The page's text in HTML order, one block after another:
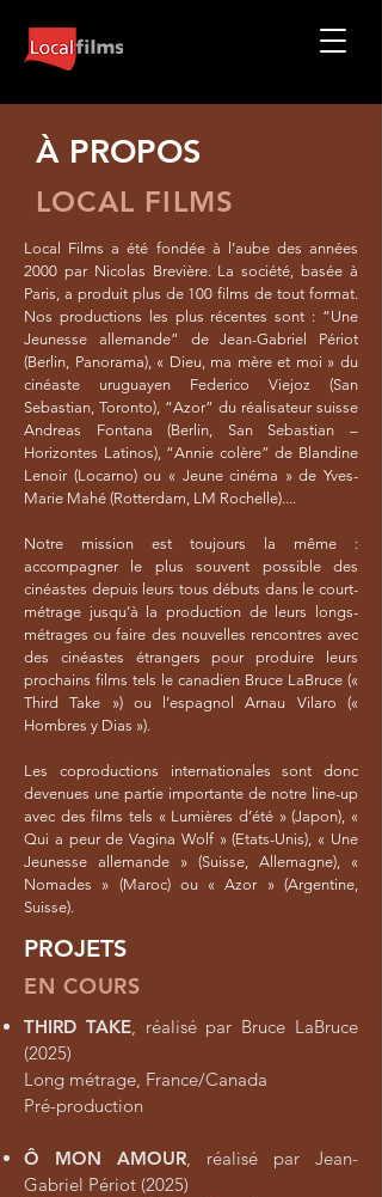
À PROPOS
LOCAL FILMS
Local Films a été fondée à l’aube des années
2000 par Nicolas Brevière. La société, basée à
Paris, a produit plus de 100 films de tout format.
Nos productions les plus récentes sont : “Une
Jeunesse allemande” de Jean-Gabriel Périot
(Berlin, Panorama), « Dieu, ma mère et moi » du
cinéaste uruguayen Federico Viejoz (San
Sebastian, Toronto), “Azor” du réalisateur suisse
Andreas Fontana (Berlin, San Sebastian –
Horizontes Latinos), “Annie colère” de Blandine
Lenoir (Locarno) ou « Jeune cinéma » de Yves-
Marie Mahé (Rotterdam, LM Rochelle)....
Notre mission est toujours la même :
accompagner le plus souvent possible des
cinéastes depuis leurs tous débuts dans le court-
métrage jusqu’à la production de leurs longs-
métrages ou faire des nouvelles rencontres avec
des cinéastes étrangers pour produire leurs
prochains films tels le canadien Bruce LaBruce («
Third Take ») ou l’espagnol Arnau Vilaro («
Hombres y Dias »).
Les coproductions internationales sont donc
devenues une partie importante de notre line-up
avec des films tels « Lumières d’été » (Japon), «
Qui a peur de Vagina Wolf » (Etats-Unis), « Une
Jeunesse allemande » (Suisse, Allemagne), «
Nomades » (Maroc) ou « Azor » (Argentine,
Suisse).
PROJETS
EN COURS
THIRD TAKE, réalisé par Bruce LaBruce
(2025)
Long métrage, France/Canada
Pré-production
Ô MON AMOUR, réalisé par Jean-
Gabriel Périot (2025)